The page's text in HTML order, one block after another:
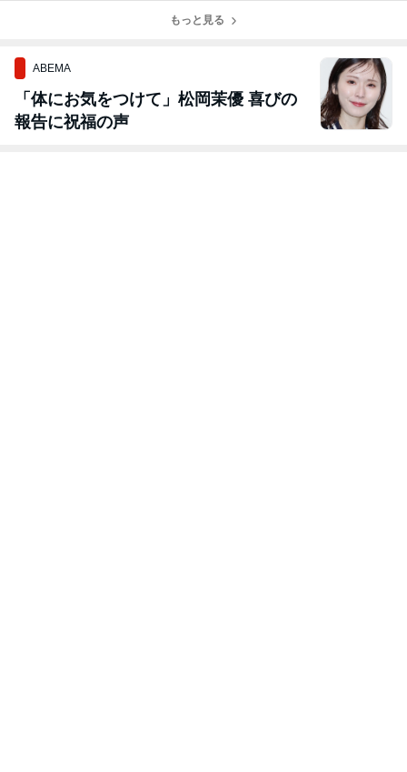
超 精神的苦痛
もっと見る
ABEMA
「体にお気をつけて」松岡茉優 喜びの
報告に祝福の声